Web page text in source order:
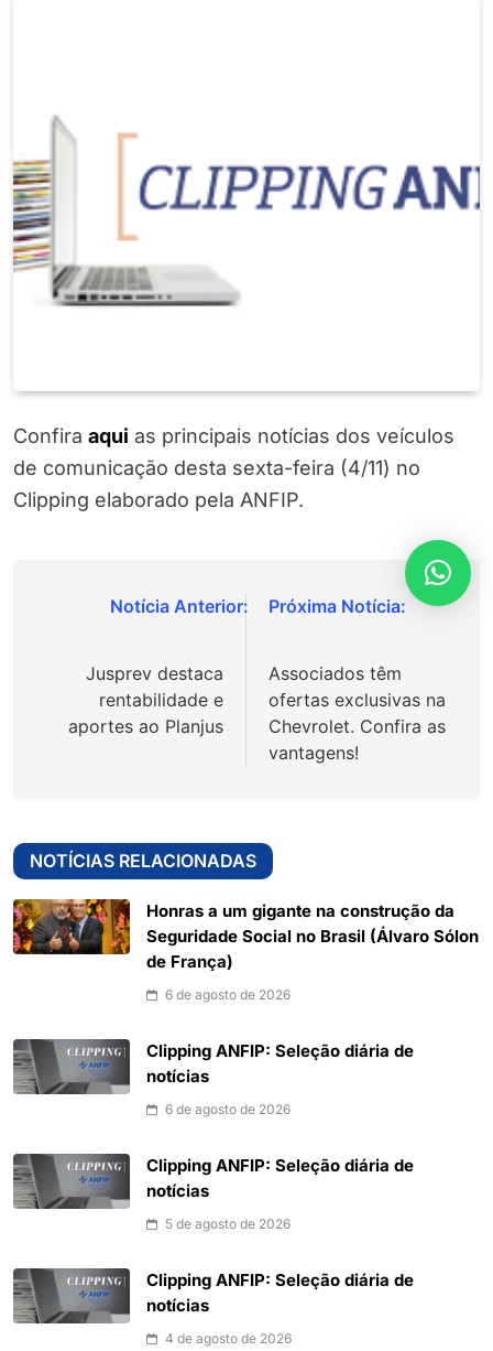
Confira aqui as principais notícias dos veículos
de comunicação desta sexta-feira (4/11) no
Clipping elaborado pela ANFIP.
Navegação
Post
Jusprev destaca
rentabilidade e
aportes ao Planjus
Associados têm
ofertas exclusivas na
Chevrolet. Confira as
vantagens!
NOTÍCIAS RELACIONADAS
Honras a um gigante na construção da
Seguridade Social no Brasil (Álvaro Sólon
de França)
6 de agosto de 2026
Clipping ANFIP: Seleção diária de
notícias
6 de agosto de 2026
Clipping ANFIP: Seleção diária de
notícias
5 de agosto de 2026
Clipping ANFIP: Seleção diária de
notícias
4 de agosto de 2026